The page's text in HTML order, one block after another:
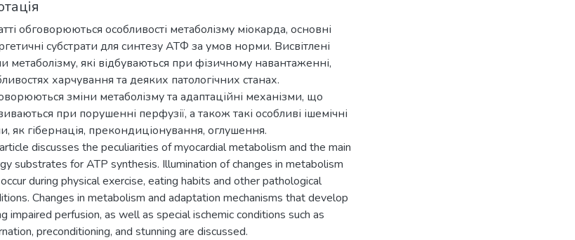
обговорюються особливості метаболізму міокарда, основні
субстрати для синтезу АТФ за умов норми. Висвітлені
метаболізму, які відбуваються при фізичному навантаженні,
харчування та деяких патологічних станах.
зміни метаболізму та адаптаційні механізми, що
при порушенні перфузії, а також такі особливі ішемічні
як гібернація, прекондиціонування, оглушення.
discusses the peculiarities of myocardial metabolism and the main
substrates for ATP synthesis. Illumination of changes in metabolism
during physical exercise, eating habits and other pathological
Changes in metabolism and adaptation mechanisms that develop
impaired perfusion, as well as special ischemic conditions such as
preconditioning, and stunning are discussed.